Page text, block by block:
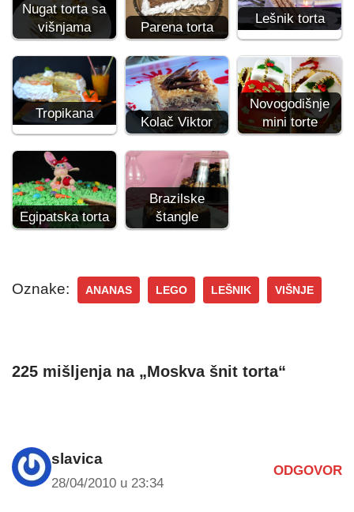
Nugat torta sa
višnjama
Parena torta
Lešnik torta
Tropikana
Kolač Viktor
Novogodišnje
mini torte
Egipatska torta
Brazilske
štangle
Oznake: ANANAS LEGO LEŠNIK VIŠNJE
225 mišljenja na „Moskva šnit torta“
slavica
28/04/2010 u 23:34
ODGOVOR